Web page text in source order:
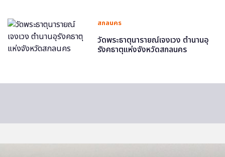
สกลนคร
วัดพระธาตุนารายณ์เจงเวง ตำนานอุ
รังคธาตุแห่งจังหวัดสกลนคร